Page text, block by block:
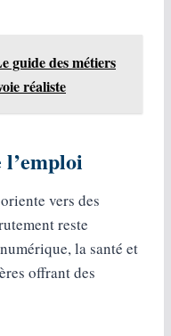
guide des métiers
réaliste
vers des
reste
la santé et
offrant des